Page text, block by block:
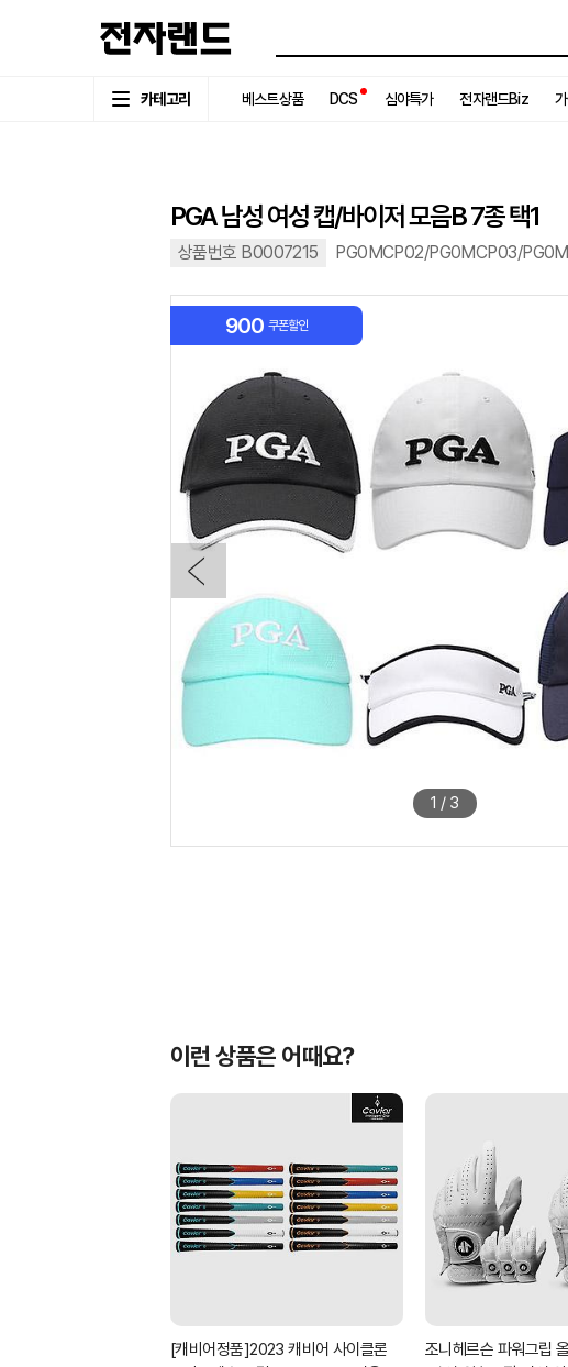
카테고리 베스트상품 DCS 심야특가 전자랜드Biz
PGA 남성 여성 캡/바이저 모음B 7종 택1
상품번호 B0007215 PG0MCP02/PG0MCP03/
900 쿠폰할인
1 / 3
이런 상품은 어때요?
[캐비어정품]2023 캐비어 사이클론
조니헤르슨 파워그립